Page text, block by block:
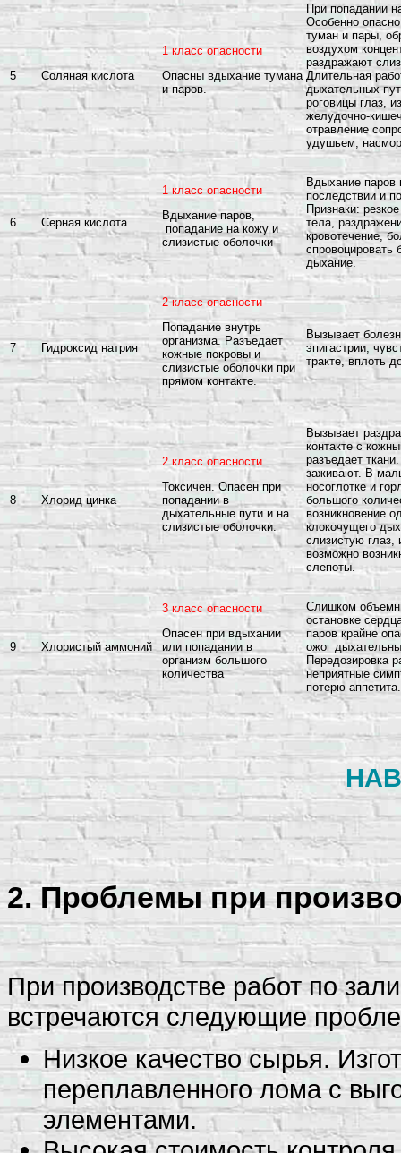
5 Соляная кислота
1 класс опасности
Опасны вдыхание тумана
и паров.
При попадании
Особенно
туман и пары,
воздухом
раздражают
Длительная
дыхательных
роговицы глаз,
желудочно-
отравление
удушьем,
6 Серная кислота
1 класс опасности
Вдыхание паров,
попадание на кожу и
слизистые оболочки
Вдыхание паров
последствии и
Признаки:
тела,
кровотечение,
дыхание.
7 Гидроксид натрия
2 класс опасности
Попадание внутрь
организма. Разъедает
кожные покровы и
слизистые оболочки при
прямом контакте.
Вызывает
эпигастрии,
тракте, вплоть
8 Хлорид цинка
2 класс опасности
Токсичен. Опасен при
попадании в
дыхательные пути и на
слизистые оболочки.
Вызывает
контакте с
разъедает
заживают. В
носоглотке и
большого
возникновение
клокочущего
слизистую глаз,
возможно
слепоты.
9 Хлористый аммоний
3 класс опасности
Опасен при вдыхании
или попадании в
организм большого
количества
Слишком
остановке
паров крайне
ожог
Передозировка
неприятные
потерю аппетита.
2. Проблемы при
При производстве работ по
встречаются следующие
Низкое качество сырья.
переплавленного лома с
элементами.